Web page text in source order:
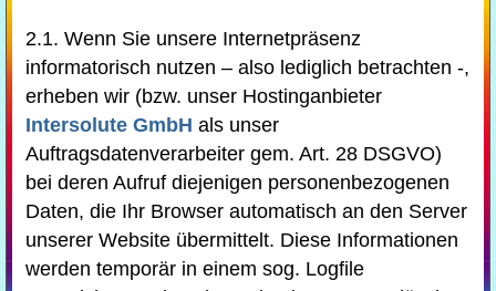
2.1. Wenn Sie unsere Internetpräsenz
informatorisch nutzen – also lediglich betrachten -,
erheben wir (bzw. unser Hostinganbieter
Intersolute GmbH als unser
Auftragsdatenverarbeiter gem. Art. 28 DSGVO)
bei deren Aufruf diejenigen personenbezogenen
Daten, die Ihr Browser automatisch an den Server
unserer Website übermittelt. Diese Informationen
werden temporär in einem sog. Logfile